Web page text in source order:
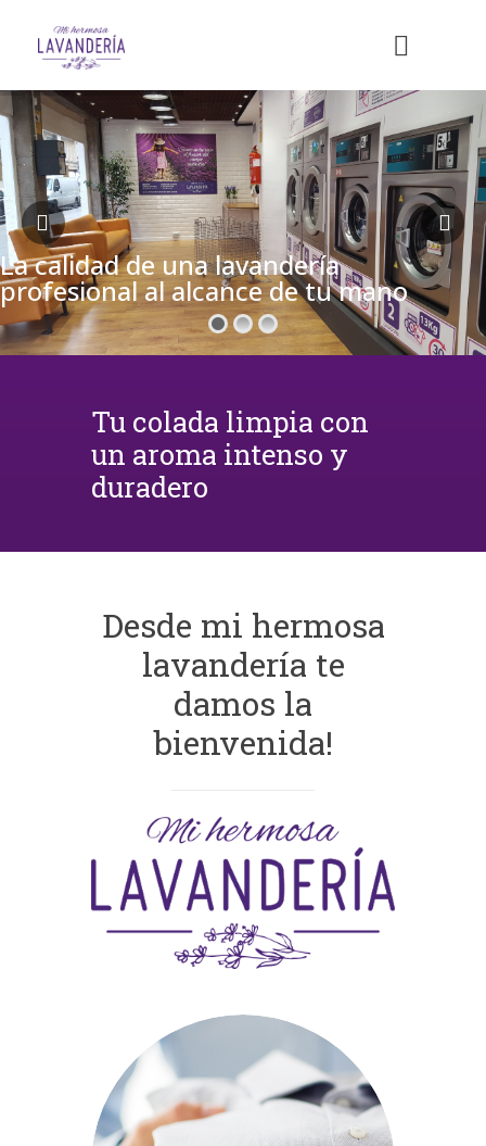
La calidad de una lavandería
profesional al alcance de tu mano
Tu colada limpia con
un aroma intenso y
duradero
Desde mi hermosa
lavandería te
damos la
bienvenida!